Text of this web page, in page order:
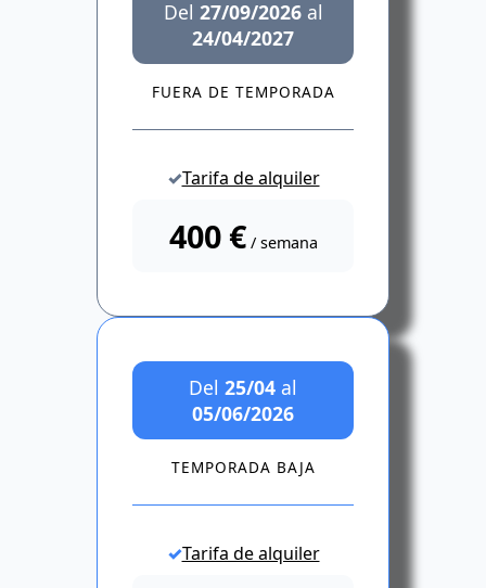
Del 27/09/2026al
24/04/2027
FUERA DE TEMPORADA
Tarifa de alquiler
400 €/ semana
Del 25/04 al
05/06/2026
TEMPORADA BAJA
Tarifa de alquiler